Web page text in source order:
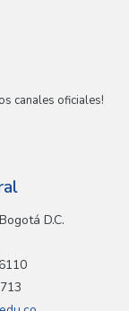
canales oficiales!
D.C.